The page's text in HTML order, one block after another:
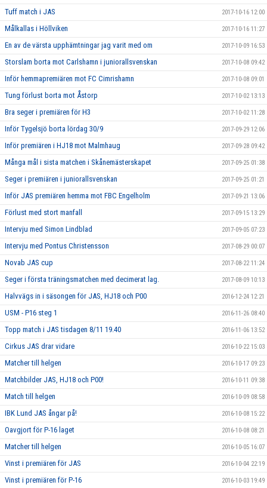
Tuff match i JAS 2017-10-16 12:00
Målkallas i Höllviken 2017-10-16 11:27
En av de värsta upphämtningar jag varit med om 2017-10-09 16:53
Storslam borta mot Carlshamn i juniorallsvenskan 2017-10-08 09:42
Inför hemmapremiären mot FC Cimrishamn 2017-10-08 09:01
Tung förlust borta mot Åstorp 2017-10-02 13:13
Bra seger i premiären för H3 2017-10-02 11:28
Inför Tygelsjö borta lördag 30/9 2017-09-29 12:06
Inför premiären i HJ18 mot Malmhaug 2017-09-28 09:42
Många mål i sista matchen i Skånemästerskapet 2017-09-25 01:38
Seger i premiären i juniorallsvenskan 2017-09-25 01:21
Inför JAS premiären hemma mot FBC Engelholm 2017-09-21 13:06
Förlust med stort manfall 2017-09-15 13:29
Intervju med Simon Lindblad 2017-09-05 07:23
Intervju med Pontus Christensson 2017-08-29 00:07
Novab JAS cup 2017-08-22 11:24
Seger i första träningsmatchen med decimerat lag. 2017-08-09 10:13
Halvvägs in i säsongen för JAS, HJ18 och P00 2016-12-24 12:21
USM - P16 steg 1 2016-11-26 08:40
Topp match i JAS tisdagen 8/11 19.40 2016-11-06 13:52
Cirkus JAS drar vidare 2016-10-22 15:03
Matcher till helgen 2016-10-17 09:23
Matchbilder JAS, HJ18 och P00! 2016-10-11 09:38
Match till helgen 2016-10-09 08:58
IBK Lund JAS ångar på! 2016-10-08 15:22
Oavgjort för P-16 laget 2016-10-08 08:21
Matcher till helgen 2016-10-05 16:07
Vinst i premiären för JAS 2016-10-04 22:19
Vinst i premiären för P-16 2016-10-03 19:49